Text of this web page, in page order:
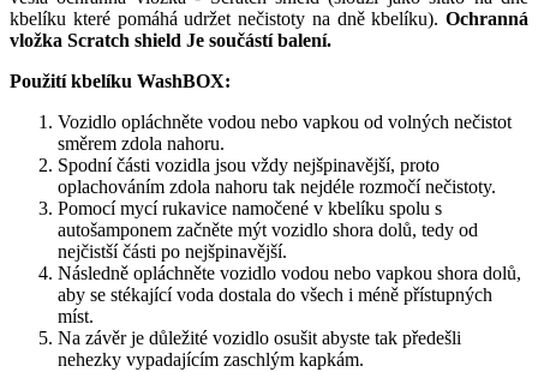
kbelíku které pomáhá udržet nečistoty na dně kbelíku). Ochranná
vložka Scratch shield Je součástí balení.
Použití kbelíku WashBOX:
Vozidlo opláchněte vodou nebo vapkou od volných nečistot
směrem zdola nahoru.
Spodní části vozidla jsou vždy nejšpinavější, proto
oplachováním zdola nahoru tak nejdéle rozmočí nečistoty.
Pomocí mycí rukavice namočené v kbelíku spolu s
autošamponem začněte mýt vozidlo shora dolů, tedy od
nejčistší části po nejšpinavější.
Následně opláchněte vozidlo vodou nebo vapkou shora dolů,
aby se stékající voda dostala do všech i méně přístupných
míst.
Na závěr je důležité vozidlo osušit abyste tak předešli
nehezky vypadajícím zaschlým kapkám.